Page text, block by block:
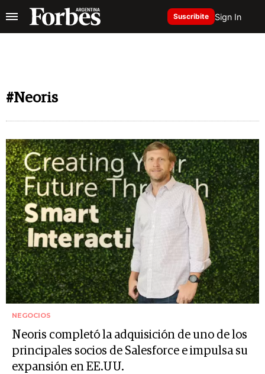
Suscribite Sign In
#Neoris
NEGOCIOS
Neoris completó la adquisición de uno de los
principales socios de Salesforce e impulsa su
expansión en EE.UU.